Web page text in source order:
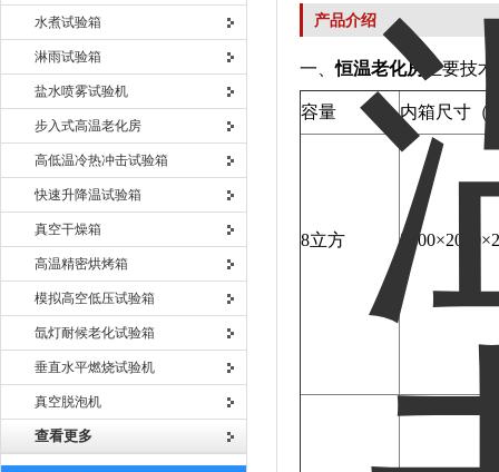
水煮试验箱
淋雨试验箱
盐水喷雾试验机
步入式高温老化房
高低温冷热冲击试验箱
快速升降温试验箱
真空干燥箱
高温精密烘烤箱
模拟高空低压试验箱
氙灯耐候老化试验箱
垂直水平燃烧试验机
真空脱泡机
查看更多
产品介绍
一、恒温老化房 主要技
容量 内箱尺寸（
8立方